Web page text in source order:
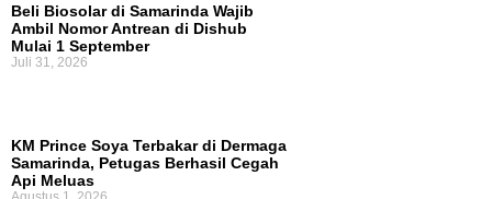
Beli Biosolar di Samarinda Wajib
Ambil Nomor Antrean di Dishub
Mulai 1 September
Juli 31, 2026
KM Prince Soya Terbakar di Dermaga
Samarinda, Petugas Berhasil Cegah
Api Meluas